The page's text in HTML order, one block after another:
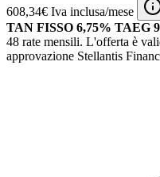
608,34€ Iva inclusa/mese
TAN FISSO 6,75% TAEG
48 rate mensili. L'offerta è
approvazione Stellantis